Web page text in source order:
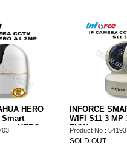
CCTV
3MP NEW
IP CAMERA /
TP-LINK
Product No :
HAMPIR HABIS